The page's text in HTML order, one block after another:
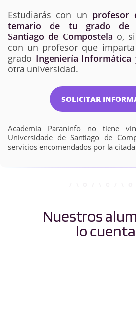
Estudiarás con un profesor
temario de tu grado de
Santiago de Compostela o,
con un profesor que
grado Ingeniería Informática
otra universidad.
SOLICITAR
Academia Paraninfo no tiene
Universidade de Santiago de
servicios encomendados por la
Nuestros
lo